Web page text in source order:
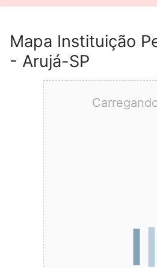
Mapa Instituição
- Arujá-SP